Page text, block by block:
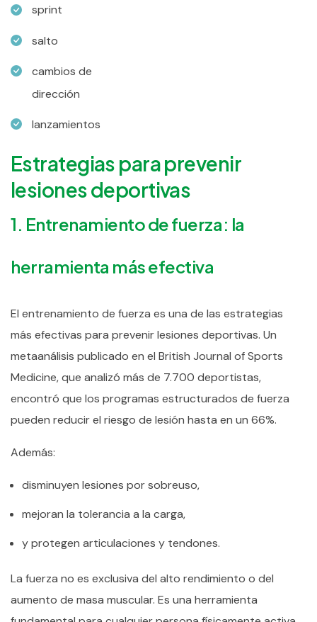
sprint
salto
cambios de
dirección
lanzamientos
Estrategias para prevenir
lesiones deportivas
1. Entrenamiento de fuerza: la
herramienta más efectiva
El entrenamiento de fuerza es una de las estrategias
más efectivas para prevenir lesiones deportivas. Un
metaanálisis publicado en el British Journal of Sports
Medicine, que analizó más de 7.700 deportistas,
encontró que los programas estructurados de fuerza
pueden reducir el riesgo de lesión hasta en un 66%.
Además:
disminuyen lesiones por sobreuso,
mejoran la tolerancia a la carga,
y protegen articulaciones y tendones.
La fuerza no es exclusiva del alto rendimiento o del
aumento de masa muscular. Es una herramienta